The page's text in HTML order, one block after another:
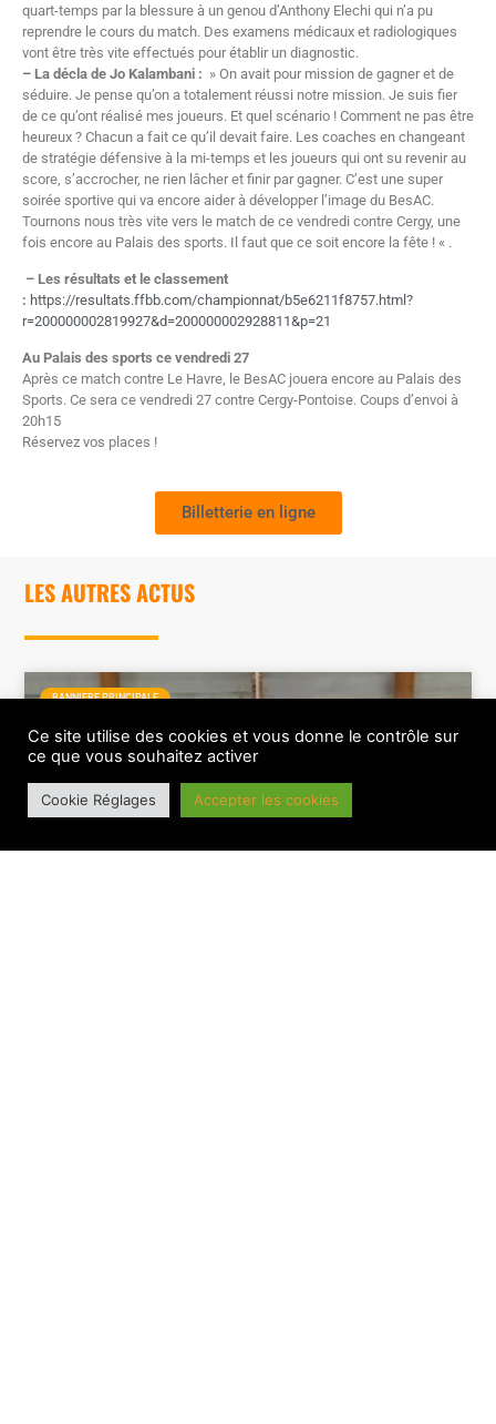
quart-temps par la blessure à un genou d’Anthony Elechi qui n’a pu
reprendre le cours du match. Des examens médicaux et radiologiques
vont être très vite effectués pour établir un diagnostic.
– La décla de Jo Kalambani : » On avait pour mission de gagner et de
séduire. Je pense qu’on a totalement réussi notre mission. Je suis fier
de ce qu’ont réalisé mes joueurs. Et quel scénario ! Comment ne pas être
heureux ? Chacun a fait ce qu’il devait faire. Les coaches en changeant
de stratégie défensive à la mi-temps et les joueurs qui ont su revenir au
score, s’accrocher, ne rien lâcher et finir par gagner. C’est une super
soirée sportive qui va encore aider à développer l’image du BesAC.
Tournons nous très vite vers le match de ce vendredi contre Cergy, une
fois encore au Palais des sports. Il faut que ce soit encore la fête ! « .
– Les résultats et le classement
: https://resultats.ffbb.com/championnat/b5e6211f8757.html?
r=200000002819927&d=200000002928811&p=21
Au Palais des sports ce vendredi 27
Après ce match contre Le Havre, le BesAC jouera encore au Palais des
Sports. Ce sera ce vendredi 27 contre Cergy-Pontoise. Coups d’envoi à
20h15
Réservez vos places !
Billetterie en ligne
LES AUTRES ACTUS
BANNIERE PRINCIPALE
Ce site utilise des cookies et vous donne le contrôle sur
ce que vous souhaitez activer
Cookie Réglages Accepter les cookies